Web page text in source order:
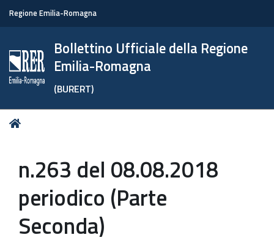
Regione Emilia-Romagna
Bollettino Ufficiale della Regione
Emilia-Romagna
(BURERT)
Tu
n.263 del 08.08.2018
periodico (Parte
Seconda)